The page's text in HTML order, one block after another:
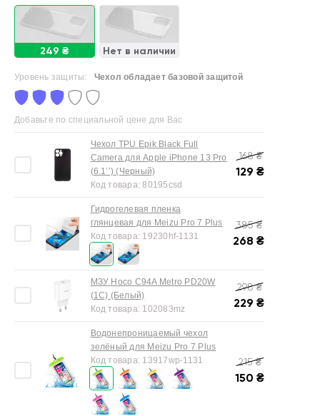
249 ₴ Нет в наличии
Уровень защиты: Чехол обладает базовой защитой
Добавьте по специальной цене для Вас
Чехол TPU Epik Black Full
Camera для Apple iPhone 13 Pro
(6.1’’) (Черный)
Код товара:80195csd
168₴
129 ₴
Гидрогелевая пленка
глянцевая для Meizu Pro 7 Plus
Код товара: 19230hf-1131
385₴
268 ₴
МЗУ Hoco C94A Metro PD20W
(1C) (Белый)
Код товара: 102083mz
298₴
229 ₴
Водонепроницаемый чехол
зелёный для Meizu Pro 7 Plus
Код товара: 13917wp-1131 215₴
150 ₴